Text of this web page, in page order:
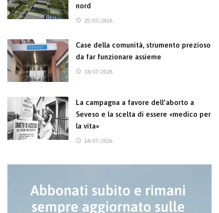
nord
25/07/2026
Case della comunità, strumento prezioso
da far funzionare assieme
18/07/2026
La campagna a favore dell’aborto a
Seveso e la scelta di essere «medico per
la vita»
14/07/2026